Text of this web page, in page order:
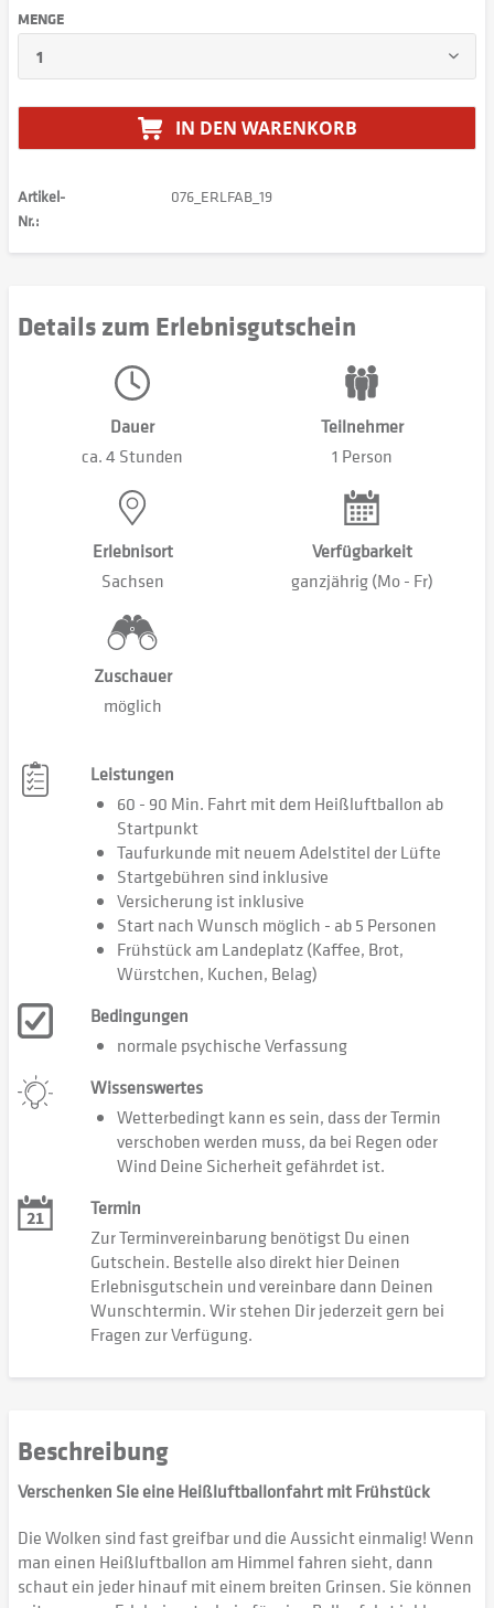
MENGE
IN DEN WARENKORB
Artikel-
Nr.:
076_ERLFAB_19
Details zum Erlebnisgutschein
Dauer
ca. 4 Stunden
Teilnehmer
1 Person
Erlebnisort
Sachsen
Verfügbarkeit
ganzjährig (Mo - Fr)
Zuschauer
möglich
Leistungen
60 - 90 Min. Fahrt mit dem Heißluftballon ab
Startpunkt
Taufurkunde mit neuem Adelstitel der Lüfte
Startgebühren sind inklusive
Versicherung ist inklusive
Start nach Wunsch möglich - ab 5 Personen
Frühstück am Landeplatz (Kaffee, Brot,
Würstchen, Kuchen, Belag)
Bedingungen
normale psychische Verfassung
Wissenswertes
Wetterbedingt kann es sein, dass der Termin
verschoben werden muss, da bei Regen oder
Wind Deine Sicherheit gefährdet ist.
Termin
Zur Terminvereinbarung benötigst Du einen
Gutschein. Bestelle also direkt hier Deinen
Erlebnisgutschein und vereinbare dann Deinen
Wunschtermin. Wir stehen Dir jederzeit gern bei
Fragen zur Verfügung.
Beschreibung
Verschenken Sie eine Heißluftballonfahrt mit Frühstück
Die Wolken sind fast greifbar und die Aussicht einmalig! Wenn
man einen Heißluftballon am Himmel fahren sieht, dann
schaut ein jeder hinauf mit einem breiten Grinsen. Sie können